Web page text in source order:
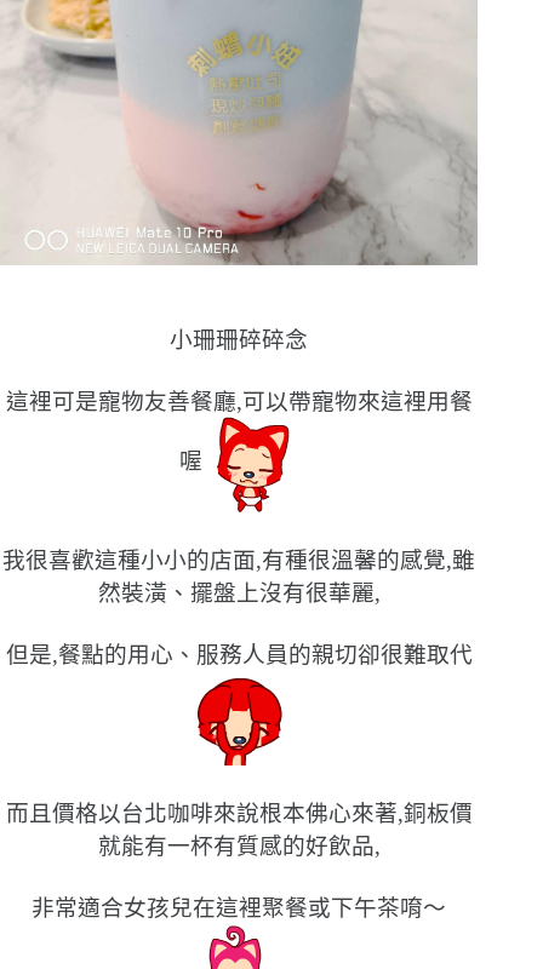
小珊珊碎碎念
這裡可是寵物友善餐廳,可以帶寵物來這裡用餐
喔
我很喜歡這種小小的店面,有種很溫馨的感覺,雖
然裝潢、擺盤上沒有很華麗,
但是,餐點的用心、服務人員的親切卻很難取代
而且價格以台北咖啡來說根本佛心來著,銅板價
就能有一杯有質感的好飲品,
非常適合女孩兒在這裡聚餐或下午茶唷〜